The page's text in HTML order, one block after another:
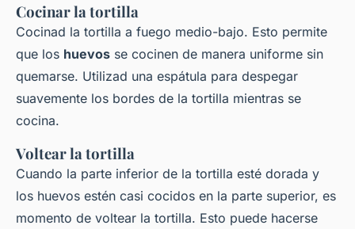
Cocinar la tortilla
Cocinad la tortilla a fuego medio-bajo. Esto permite
que los huevos se cocinen de manera uniforme sin
quemarse. Utilizad una espátula para despegar
suavemente los bordes de la tortilla mientras se
cocina.
Voltear la tortilla
Cuando la parte inferior de la tortilla esté dorada y
los huevos estén casi cocidos en la parte superior, es
momento de voltear la tortilla. Esto puede hacerse